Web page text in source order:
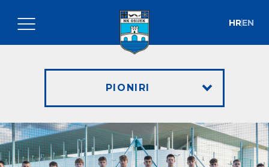
HREN
PIONIRI